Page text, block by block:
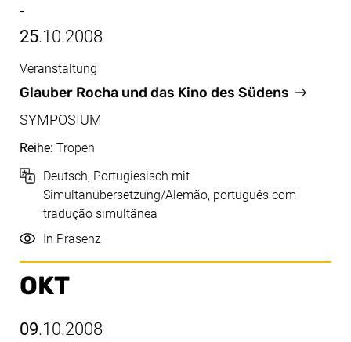
-
25.10.2008
Okt, 21.10.2008 - 25.10.2008
Glauber Rocha und das Kino des Südens
Veranstaltung
SYMPOSIUM
Reihe: Tropen
Sprache
Deutsch, Portugiesisch mit
Simultanübersetzung/Alemão, português com
tradução simultânea
Durchführung
In Präsenz
OKT
09.10.2008